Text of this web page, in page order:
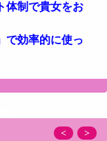
体制で貴女をお
で効率的に使っ
>
<